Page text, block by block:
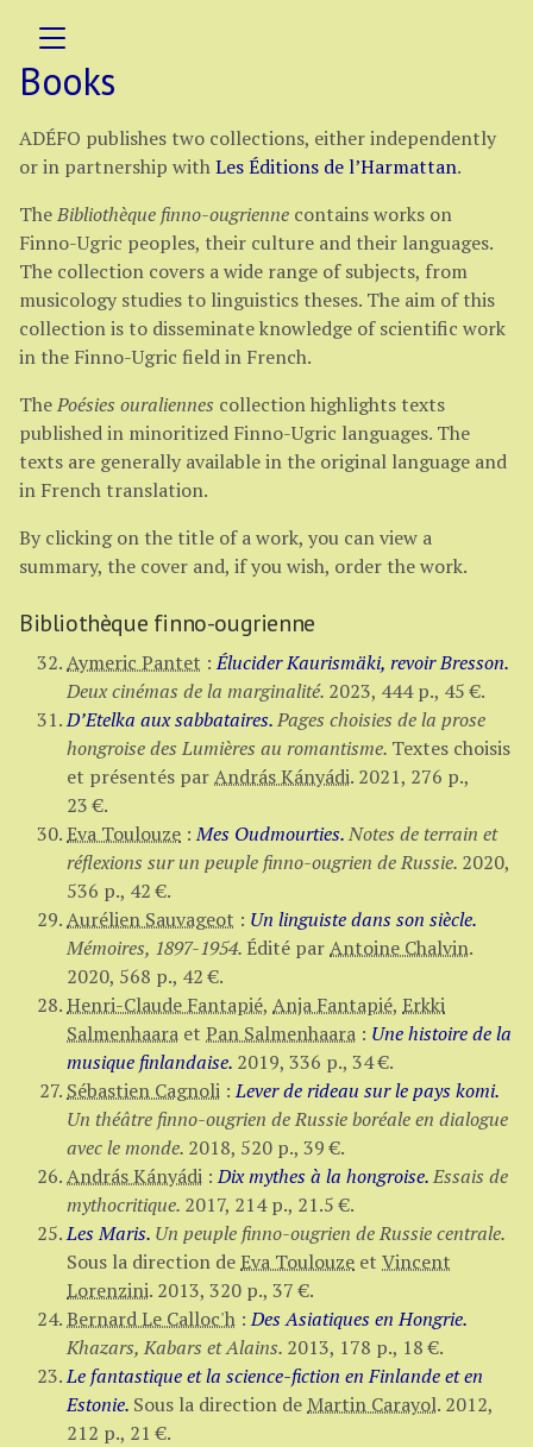
Books
ADÉFO publishes two collections, either independently
or in partnership withLes Éditions de l’Harmattan.
TheBibliothèque finno-ougrienne contains works on
Finno-Ugric peoples, their culture and their languages.
The collection covers a wide range of subjects, from
musicology studies to linguistics theses. The aim of this
collection is to disseminate knowledge of scientific work
in the Finno-Ugric field in French.
ThePoésies ouraliennes collection highlights texts
published in minoritized Finno-Ugric languages. The
texts are generally available in the original language and
in French translation.
By clicking on the title of a work, you can view a
summary, the cover and, if you wish, order the work.
Bibliothèque finno-ougrienne
Aymeric Pantet :Élucider Kaurismäki, revoir Bresson.
Deux cinémas de la marginalité. 2023, 444 p., 45 €.
D’Etelka aux sabbataires.Pages choisies de la prose
hongroise des Lumières au romantisme. Textes choisis
et présentés parAndrás Kányádi. 2021, 276 p.,
23 €.
Eva Toulouze :Mes Oudmourties.Notes de terrain et
réflexions sur un peuple finno-ougrien de Russie. 2020,
536 p., 42 €.
Aurélien Sauvageot : Un linguiste dans son siècle.
Mémoires, 1897-1954.Édité parAntoine Chalvin.
2020, 568 p., 42 €.
Henri-Claude Fantapié, Anja Fantapié, Erkki
Salmenhaara et Pan Salmenhaara : Une histoire de la
musique finlandaise. 2019, 336 p., 34 €.
Sébastien Cagnoli :Lever de rideau sur le pays komi.
Un théâtre finno-ougrien de Russie boréale en dialogue
avec le monde. 2018, 520 p., 39 €.
András Kányádi :Dix mythes à la hongroise.Essais de
mythocritique. 2017, 214 p., 21.5 €.
Les Maris. Un peuple finno-ougrien de Russie centrale.
Sous la direction deEva Toulouze et Vincent
Lorenzini. 2013, 320 p., 37 €.
Bernard Le Calloc'h :Des Asiatiques en Hongrie.
Khazars, Kabars et Alains. 2013, 178 p., 18 €.
Le fantastique et la science-fiction en Finlande et en
Estonie. Sous la direction de Martin Carayol. 2012,
212 p., 21 €.